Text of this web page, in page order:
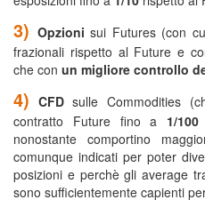
3) Opzioni sui Futures (con
frazionali rispetto al Future e
che con un migliore controllo
4) CFDsulle Commodities
contratto Future fino a 1/100
nonostante comportino
comunque indicati per poter
posizioni e perchè gli average
sono sufficientemente capienti